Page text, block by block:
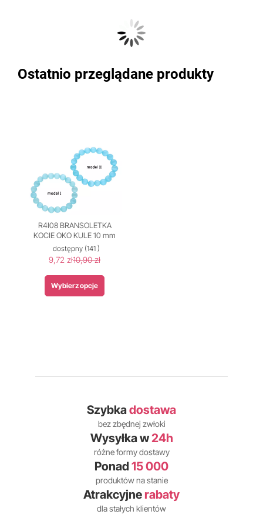
Ostatnio przeglądane produkty
R4I08 BRANSOLETKA
KOCIE OKO KULE 10 mm
dostępny(141 )
9,72 zł10,90 zł
Wybierz opcje
Szybkadostawa
bez zbędnej zwłoki
Wysyłka w24h
różne formy dostawy
Ponad 15 000
produktów na stanie
Atrakcyjne rabaty
dla stałych klientów